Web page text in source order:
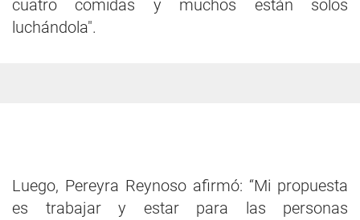
cuatro comidas y muchos están solos
luchándola".
Luego, Pereyra Reynoso afirmó: “Mi propuesta
es trabajar y estar para las personas